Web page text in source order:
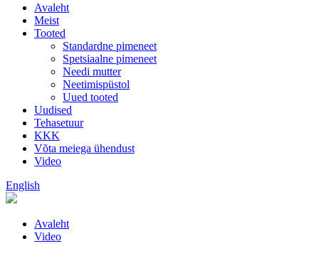
Avaleht
Meist
Tooted
Standardne pimeneet
Spetsiaalne pimeneet
Needi mutter
Neetimispüstol
Uued tooted
Uudised
Tehasetuur
KKK
Võta meiega ühendust
Video
English
Avaleht
Video